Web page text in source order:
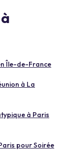
Île-de-France
à La
à Paris
pour Soirée